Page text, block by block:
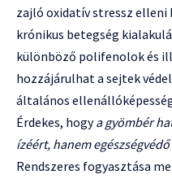
zajló oxidatív stressz
krónikus betegség
különböző polifenolok és
hozzájárulhat a sejtek
általános
Érdekes, hogya gyömbér
ízéért, hanem
Rendszeres fogyasztása